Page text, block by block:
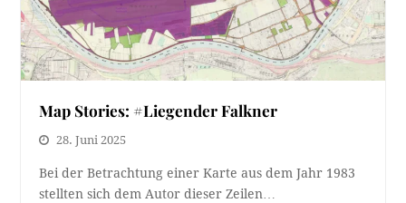
Map Stories: #Liegender Falkner
28. Juni 2025
Bei der Betrachtung einer Karte aus dem Jahr 1983
stellten sich dem Autor dieser Zeilen…